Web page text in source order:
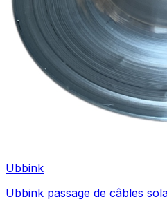
Ubbink
Ubbink passage de câbles